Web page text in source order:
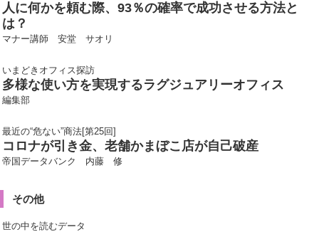
人に何かを頼む際、93％の確率で成功させる方法と
は？
マナー講師 安堂 サオリ
いまどきオフィス探訪
多様な使い方を実現するラグジュアリーオフィス
編集部
最近の“危ない”商法[第25回]
コロナが引き金、老舗かまぼこ店が自己破産
帝国データバンク 内藤 修
その他
世の中を読むデータ